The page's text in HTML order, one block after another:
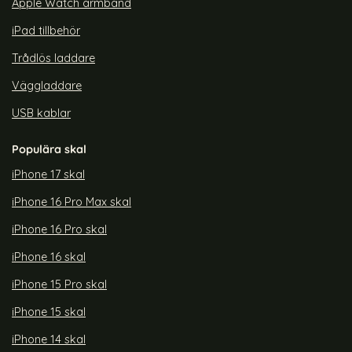
Apple Watch armband
iPad tillbehör
Trådlös laddare
Väggladdare
USB kablar
Populära skal
iPhone 17 skal
iPhone 16 Pro Max skal
iPhone 16 Pro skal
iPhone 16 skal
iPhone 15 Pro skal
iPhone 15 skal
iPhone 14 skal